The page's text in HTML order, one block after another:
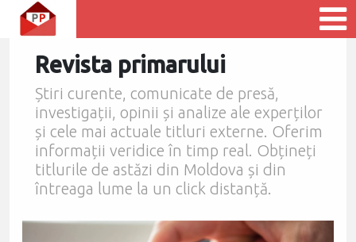
Revista primarului
Știri curente, comunicate de presă,
investigații, opinii și analize ale experților
și cele mai actuale titluri externe. Oferim
informații veridice în timp real. Obțineți
titlurile de astăzi din Moldova și din
întreaga lume la un click distanță.